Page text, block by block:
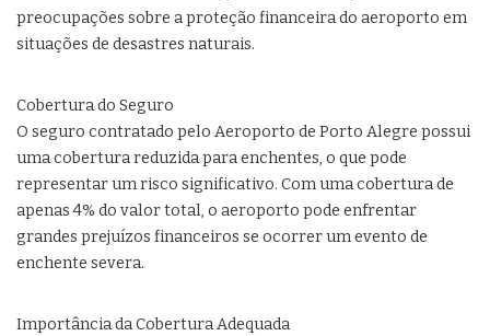
preocupações sobre a proteção financeira do aeroporto em
situações de desastres naturais.
Cobertura do Seguro
O seguro contratado pelo Aeroporto de Porto Alegre possui
uma cobertura reduzida para enchentes, o que pode
representar um risco significativo. Com uma cobertura de
apenas 4% do valor total, o aeroporto pode enfrentar
grandes prejuízos financeiros se ocorrer um evento de
enchente severa.
Importância da Cobertura Adequada